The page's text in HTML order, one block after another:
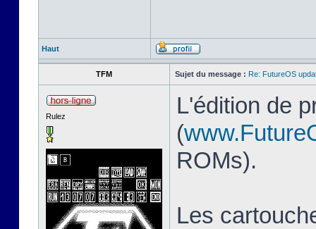
Haut
TFM Sujet du message : Re: FutureOS
Rulez
L'édition de
(
ROMs).
Les